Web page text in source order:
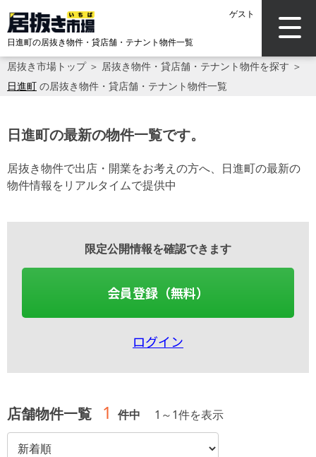
ゲスト
日進町の居抜き物件・貸店舗・テナント物件一覧
居抜き市場トップ＞ 居抜き物件・貸店舗・テナント物件を探す ＞
日進町 の居抜き物件・貸店舗・テナント物件一覧
日進町の最新の物件一覧です。
居抜き物件で出店・開業をお考えの方へ、日進町の最新の
物件情報をリアルタイムで提供中
限定公開情報を確認できます
会員登録（無料）
ログイン
店舗物件一覧 1 件中 1 ～1件を表示